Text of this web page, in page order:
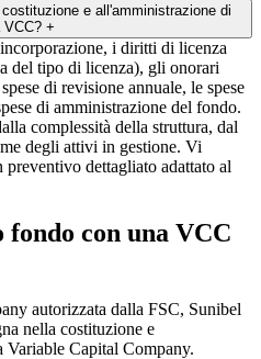
e all'amministrazione di
VCC? +
i diritti di licenza
del tipo di licenza), gli onorari
di revisione annuale, le spese
di amministrazione del fondo.
complessità della struttura, dal
degli attivi in gestione. Vi
dettagliato adattato al
con una VCC
autorizzata dalla FSC, Sunibel
nella costituzione e
Variable Capital Company.